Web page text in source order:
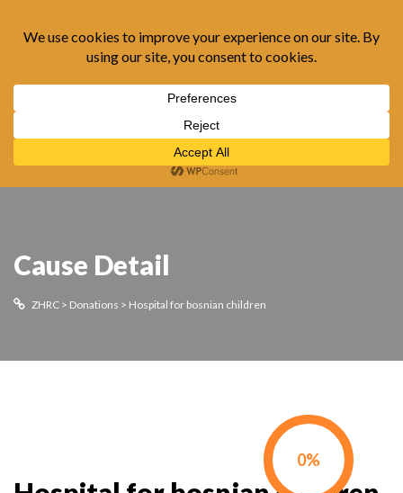
Cause Detail
ZHRC > Donations > Hospital for bosnian children
0%